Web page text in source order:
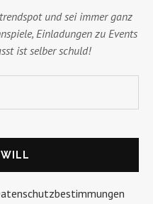
und sei immer ganz
Einladungen zu Events
ist selber schuld!